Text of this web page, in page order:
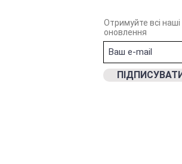
Отримуйте всі
оновлення